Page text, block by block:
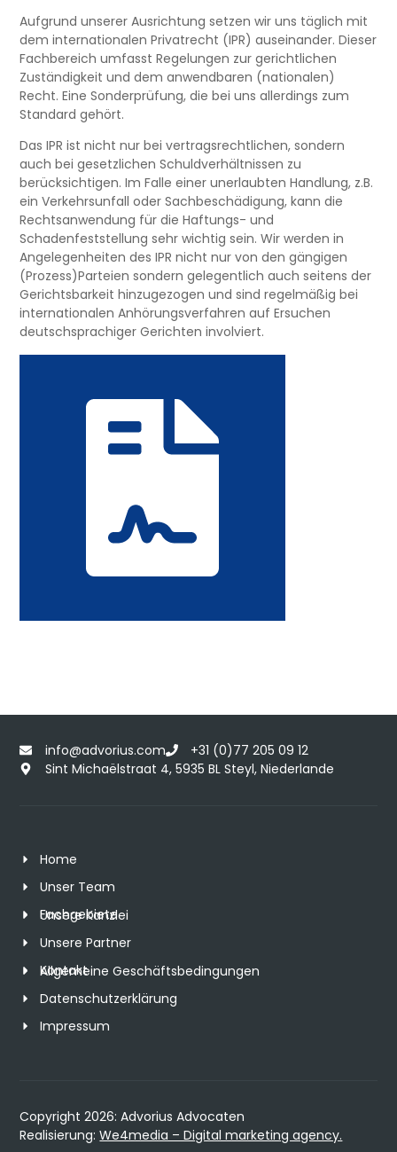
Aufgrund unserer Ausrichtung setzen wir uns täglich mit
dem internationalen Privatrecht (IPR) auseinander. Dieser
Fachbereich umfasst Regelungen zur gerichtlichen
Zuständigkeit und dem anwendbaren (nationalen)
Recht. Eine Sonderprüfung, die bei uns allerdings zum
Standard gehört.
Das IPR ist nicht nur bei vertragsrechtlichen, sondern
auch bei gesetzlichen Schuldverhältnissen zu
berücksichtigen. Im Falle einer unerlaubten Handlung, z.B.
ein Verkehrsunfall oder Sachbeschädigung, kann die
Rechtsanwendung für die Haftungs- und
Schadenfeststellung sehr wichtig sein. Wir werden in
Angelegenheiten des IPR nicht nur von den gängigen
(Prozess)Parteien sondern gelegentlich auch seitens der
Gerichtsbarkeit hinzugezogen und sind regelmäßig bei
internationalen Anhörungsverfahren auf Ersuchen
deutschsprachiger Gerichten involviert.
info@advorius.com
+31 (0)77 205 09 12
Sint Michaëlstraat 4, 5935 BL Steyl, Niederlande
Home
Unser Team
Fachgebiete
Unsere Kanzlei
Unsere Partner
Kontakt
Allgemeine Geschäftsbedingungen
Datenschutzerklärung
Impressum
Copyright 2026: Advorius Advocaten
Realisierung:We4media – Digital marketing agency.